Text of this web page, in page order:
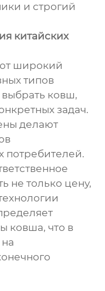
и строгий
китайских
широкий
типов
выбрать ковш,
задач.
делают
потребителей.
не только цену,
ковша, что в